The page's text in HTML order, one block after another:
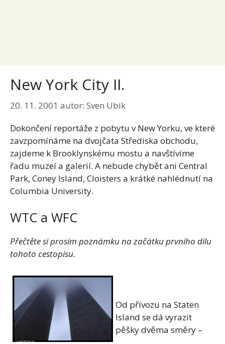
New York City II.
20. 11. 2001 autor: Sven Ubik
Dokončení reportáže z pobytu v New Yorku, ve které
zavzpomínáme na dvojčata Střediska obchodu,
zajdeme k Brooklynskému mostu a navštívíme
řadu muzeí a galerií. A nebude chybět ani Central
Park, Coney Island, Cloisters a krátké nahlédnutí na
Columbia University.
WTC a WFC
Přečtěte si prosím poznámku na začátku prvního dílu
tohoto cestopisu.
Od přívozu na Staten
Island se dá vyrazit
pěšky dvěma směry –